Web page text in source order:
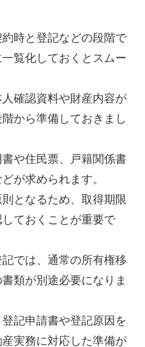
時と登記などの段階で
覧化しておくとスムー
確認資料や財産内容が
から準備しておきまし
や住民票、戸籍関係書
が求められます。
となるため、取得期限
ておくことが重要で
では、通常の所有権移
類が別途必要になりま
記申請書や登記原因を
実務に対応した準備が